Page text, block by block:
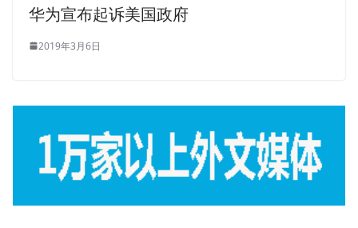
华为宣布起诉美国政府
2019年3月6日